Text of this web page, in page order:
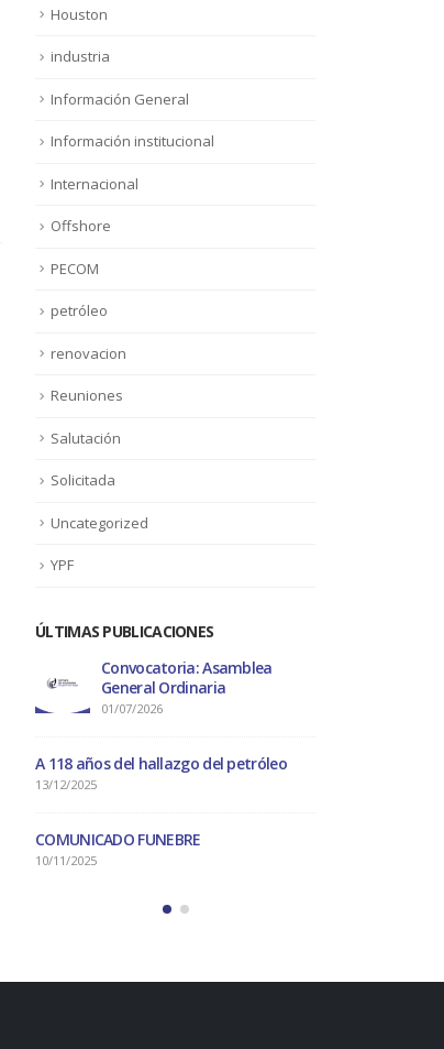
Houston
industria
Información General
Información institucional
Internacional
Offshore
PECOM
petróleo
renovacion
Reuniones
Salutación
Solicitada
Uncategorized
YPF
ÚLTIMAS PUBLICACIONES
Convocatoria a Asamblea General
Extraordinaria
08/09/2025